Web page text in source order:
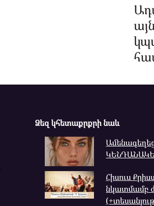
Ձեզ կհետաքրքրի նաև
Հիսուս
նկատմամբ